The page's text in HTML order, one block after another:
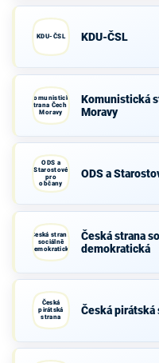
KDU-ČSL KDU-ČSL
Komunistická
strana Čech a
Moravy
Komunistická
Moravy
ODS a
Starostové
pro
občany
ODS a
Česká strana
sociálně
demokratická
Česká strana
demokratická
Česká
pirátská
strana
Česká pirátská